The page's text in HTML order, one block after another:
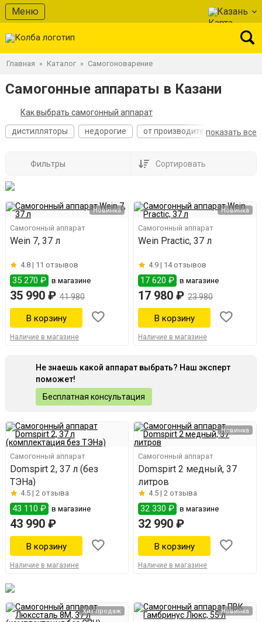
Меню Казань
Главная » Каталог » Самогоноварение
Самогонные аппараты в Казани
Как выбрать самогонный аппарат
показать все
дистилляторы недорогие от производителя лучшие
Фильтры Сортировать
Новинка
Самогонный аппарат
Wein 7, 37 л
4.8 | 11 отзывов
35 270 ₽ в магазине
35 990 ₽ 41 980
Наличие в магазине
Новинка
Самогонный аппарат
Wein Practic, 37 л
4.9 | 14 отзывов
17 620 ₽ в магазине
17 980 ₽ 23 980
Наличие в магазине
Не знаешь какой аппарат выбрать? Наш эксперт
поможет!
Бесплатная консультация
Самогонный аппарат
Domspirt 2, 37 л (без
ТЭНа)
4.5 | 2 отзыва
43 110 ₽ в магазине
43 990 ₽
Наличие в магазине
Новинка
Самогонный аппарат
Domspirt 2 медный, 37
литров
4.5 |2 отзыва
32 330 ₽ в магазине
32 990 ₽
Наличие в магазине
Хит продаж Новинка